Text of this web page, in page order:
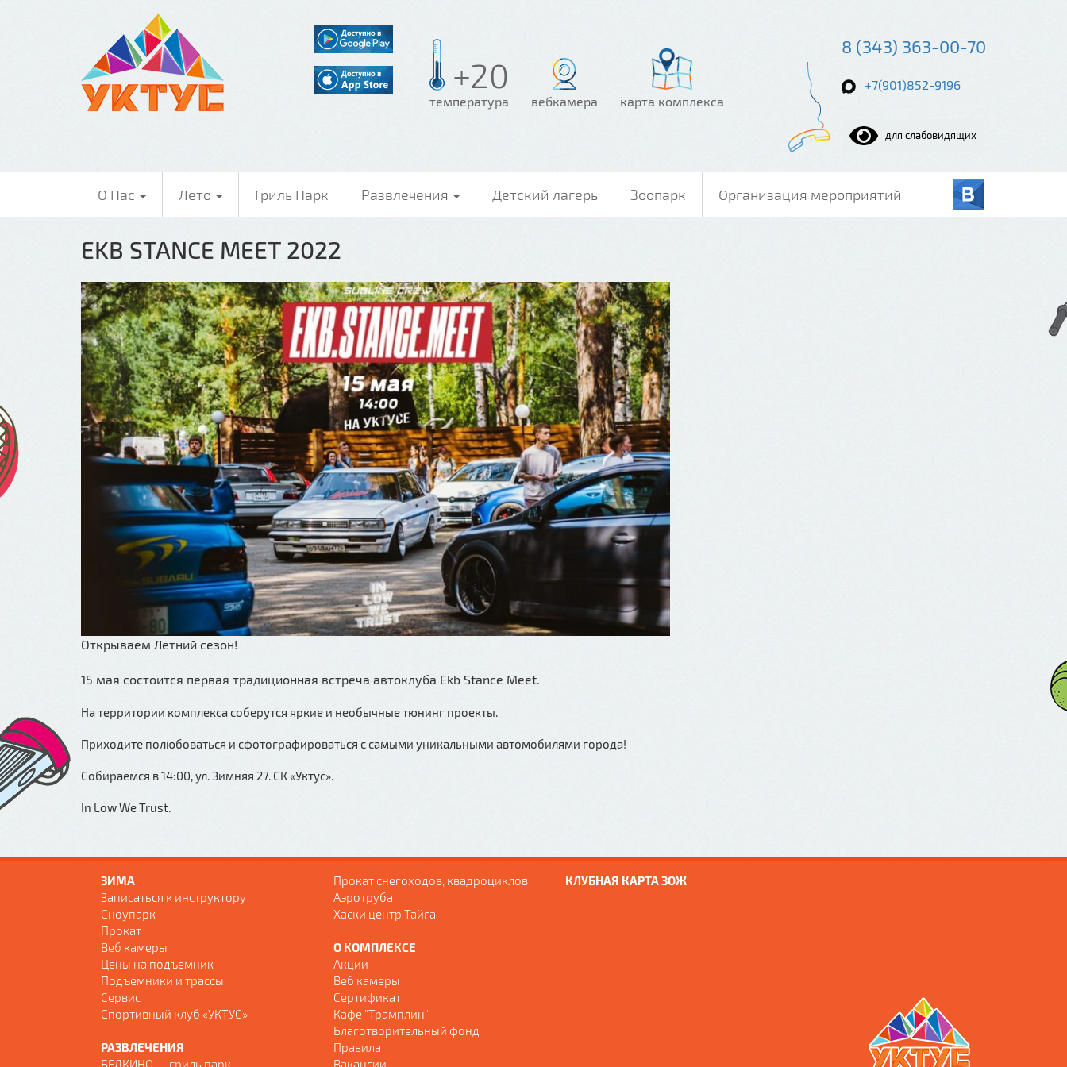
+20
температура вебкамера карта комплекса
8 (343) 363-00-70
+7(901)852-9196
для слабовидящих
О Нас Лето Гриль Парк Развлечения Детский лагерь Зоопарк Организация мероприятий
EKB STANCE MEET 2022
Открываем Летний сезон!
15 мая состоится первая традиционная встреча автоклуба Ekb Stance Meet.
На территории комплекса соберутся яркие и необычные тюнинг проекты.
Приходите полюбоваться и сфотографироваться с самыми уникальными автомобилями города!
Собираемся в 14:00, ул. Зимняя 27. СК «Уктус».
In Low We Trust.
ЗИМА
Записаться к инструктору
Сноупарк
Прокат
Веб камеры
Цены на подъемник
Подъемники и трассы
Сервис
Спортивный клуб «УКТУС»
РАЗВЛЕЧЕНИЯ
БЕЛКИНО — гриль парк
Прокат снегоходов, квадроциклов
Аэротруба
Хаски центр Тайга
О КОМПЛЕКСЕ
Акции
Веб камеры
Сертификат
Кафе "Трамплин"
Благотворительный фонд
Правила
Вакансии
КЛУБНАЯ КАРТА ЗОЖ